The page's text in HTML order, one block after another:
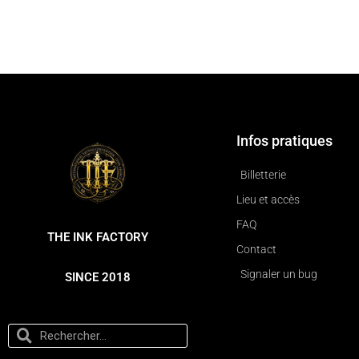
THE INK FACTORY
SINCE 2018
Infos pratiques
Billetterie
Lieu et accès
FAQ
Contact
Signaler un bug